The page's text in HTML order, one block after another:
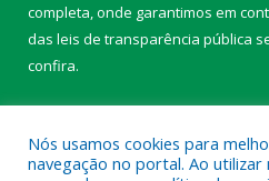
completa, onde garantimos em
das leis de transparência pública
confira.
Nós usamos cookies para
navegação no portal. Ao